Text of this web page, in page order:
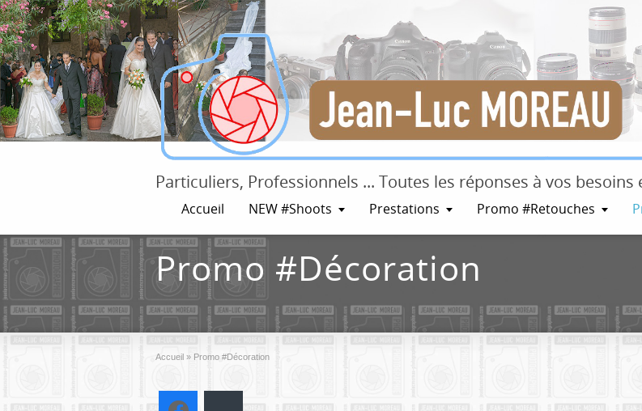
Particuliers, Professionnels ... Toutes les réponses à vos
Accueil NEW #Shoots Prestations Promo #Retouches
Promo #Décoration
Accueil » Promo #Décoration